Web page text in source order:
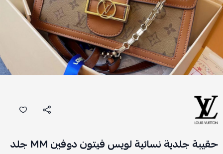
حقيبة جلدية نسائية لويس فيتون دوفين MM جلد